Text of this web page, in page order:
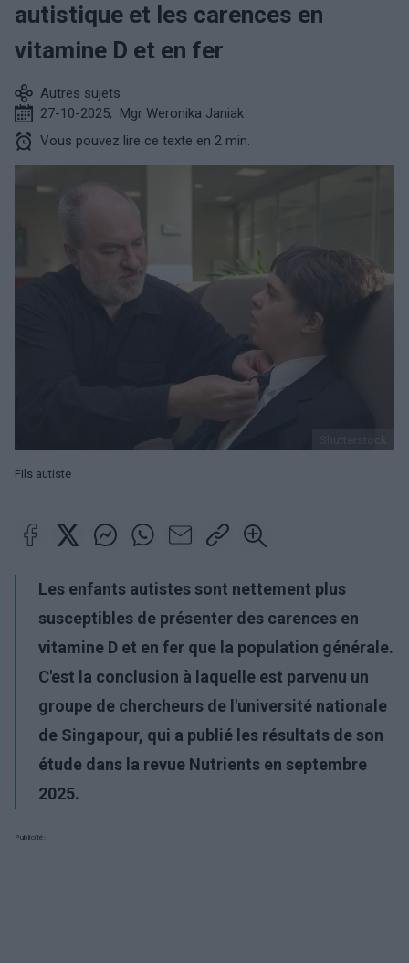
autistique et les carences en
vitamine D et en fer
Autres sujets
27-10-2025, Mgr Weronika Janiak
Vous pouvez lire ce texte en 2 min.
Fils autiste
Les enfants autistes sont nettement plus
susceptibles de présenter des carences en
vitamine D et en fer que la population générale.
C'est la conclusion à laquelle est parvenu un
groupe de chercheurs de l'université nationale
de Singapour, qui a publié les résultats de son
étude dans la revue Nutrients en septembre
2025.
Publicité: